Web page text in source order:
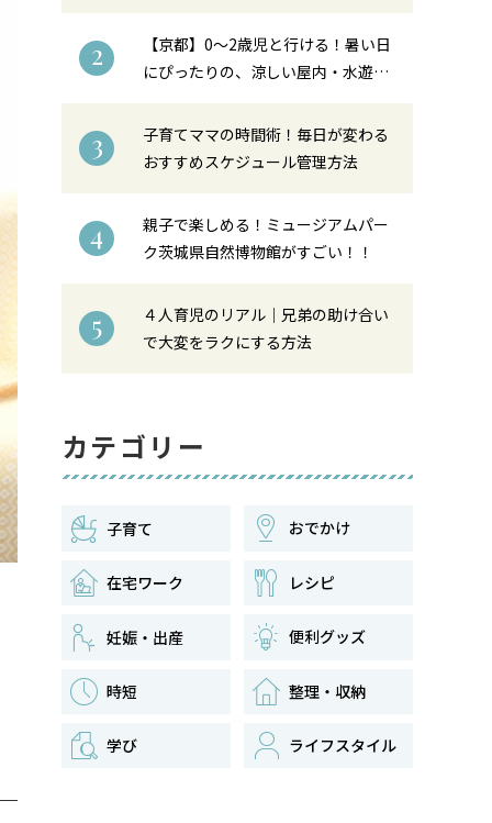
2
【京都】0〜2歳児と行ける！暑い日
にぴったりの、涼しい屋内・水遊び
3
子育てママの時間術！毎日が変わる
おすすめスケジュール管理方法
4
親子で楽しめる！ミュージアムパー
ク茨城県自然博物館がすごい！！
5
４人育児のリアル｜兄弟の助け合い
で大変をラクにする方法
カテゴリー
子育て おでかけ
在宅ワーク レシピ
妊娠・出産 便利グッズ
時短 整理・収納
学び ライフスタイル